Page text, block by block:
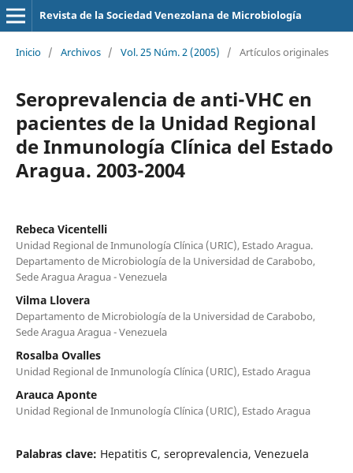
Revista de la Sociedad Venezolana de Microbiología
Inicio / Archivos / Vol. 25 Núm. 2 (2005) / Artículos originales
Seroprevalencia de anti-VHC en
pacientes de la Unidad Regional
de Inmunología Clínica del Estado
Aragua. 2003-2004
Rebeca Vicentelli
Unidad Regional de Inmunología Clínica (URIC), Estado Aragua.
Departamento de Microbiología de la Universidad de Carabobo,
Sede Aragua Aragua - Venezuela
Vilma Llovera
Departamento de Microbiología de la Universidad de Carabobo,
Sede Aragua Aragua - Venezuela
Rosalba Ovalles
Unidad Regional de Inmunología Clínica (URIC), Estado Aragua
Arauca Aponte
Unidad Regional de Inmunología Clínica (URIC), Estado Aragua
Palabras clave: Hepatitis C, seroprevalencia, Venezuela